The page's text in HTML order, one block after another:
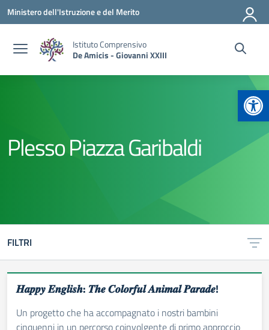
Vai ai contenuti
Vai al menu di navigazione
Vai al footer
Ministero dell'Istruzione e del Merito
Istituto Comprensivo
De Amicis - Giovanni XXIII
Plesso Piazza Garibaldi
FILTRI
𝑯𝒂𝒑𝒑𝒚 𝑬𝒏𝒈𝒍𝒊𝒔𝒉: 𝑻𝒉𝒆 𝑪𝒐𝒍𝒐𝒓𝒇𝒖𝒍 𝑨𝒏𝒊𝒎𝒂𝒍 𝑷𝒂𝒓𝒂𝒅𝒆!
Un progetto che ha accompagnato i nostri bambini
cinquenni in un percorso coinvolgente di primo approccio